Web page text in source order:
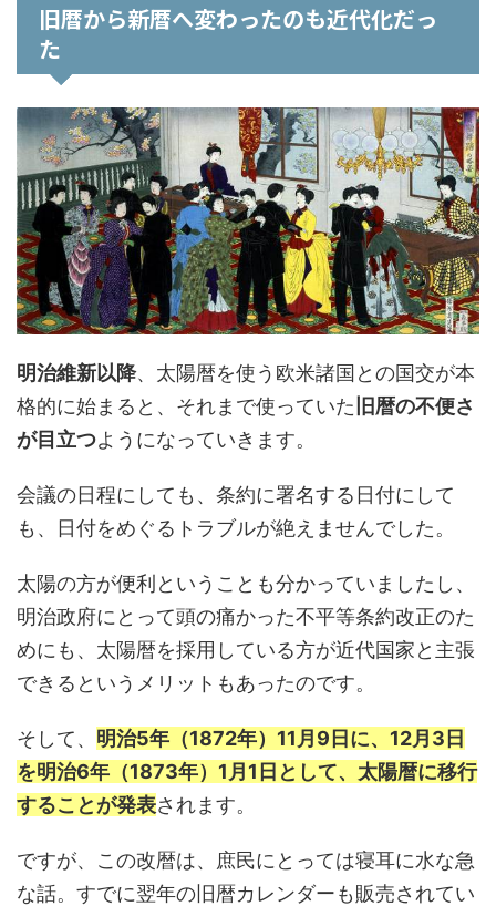
旧暦から新暦へ変わったのも近代化だっ
た
明治維新以降、太陽暦を使う欧米諸国との国交が本
格的に始まると、それまで使っていた 旧暦の不便さ
が目立つようになっていきます。
会議の日程にしても、条約に署名する日付にして
も、日付をめぐるトラブルが絶えませんでした。
太陽の方が便利ということも分かっていましたし、
明治政府にとって頭の痛かった不平等条約改正のた
めにも、太陽暦を採用している方が近代国家と主張
できるというメリットもあったのです。
そして、 明治5年（1872年）11月9日に、12月3日
を明治6年（1873年）1月1日として、太陽暦に移行
することが発表されます。
ですが、この改暦は、庶民にとっては寝耳に水な急
な話。すでに翌年の旧暦カレンダーも販売されてい